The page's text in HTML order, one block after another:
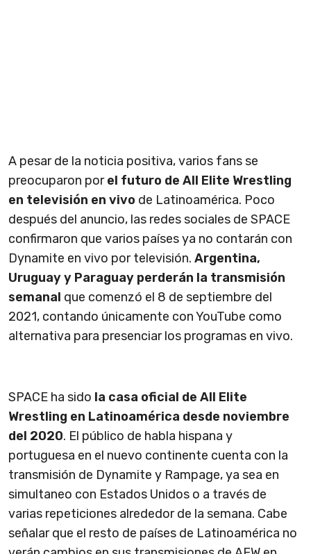
A pesar de la noticia positiva, varios fans se
preocuparon porel futuro de All Elite Wrestling
en televisión en vivo de Latinoamérica. Poco
después del anuncio, las redes sociales de SPACE
confirmaron que varios países ya no contarán con
Dynamite en vivo por televisión. Argentina,
Uruguay y Paraguay perderán la transmisión
semanal que comenzó el 8 de septiembre del
2021, contando únicamente con YouTube como
alternativa para presenciar los programas en vivo.
SPACE ha sido la casa oficial de All Elite
Wrestling en Latinoamérica desde noviembre
del 2020. El público de habla hispana y
portuguesa en el nuevo continente cuenta con la
transmisión de Dynamite y Rampage, ya sea en
simultaneo con Estados Unidos o a través de
varias repeticiones alrededor de la semana. Cabe
señalar que el resto de países de Latinoamérica no